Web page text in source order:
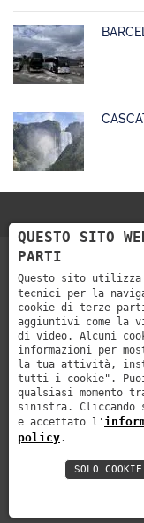
Autoservizi Cerea
con pullman
AUTO SERVIZI
QUESTO SITO
PARTI
Questo sito utilizza
tecnici per la
cookie di terze
aggiuntivi come la
di video. Alcuni
informazioni per
la tua attività,
tutti i cookie".
qualsiasi momento
sinistra. Cliccando
e accettato l'
policy.
SOLO